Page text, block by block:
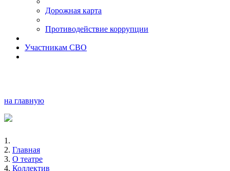
Дорожная карта
Противодействие коррупции
Участникам СВО
на главную
Главная
О театре
Коллектив